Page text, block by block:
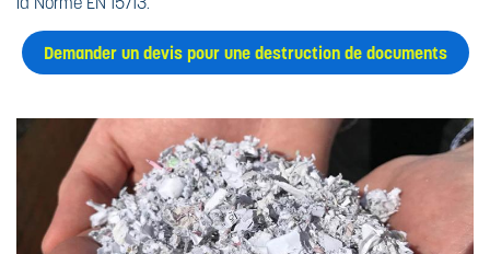
Demander un devis pour une destruction de documents